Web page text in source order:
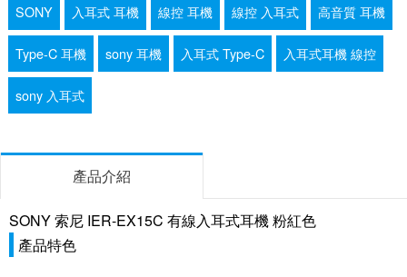
SONY
入耳式 耳機 線控 耳機 線控 入耳式 高音質 耳機
Type-C 耳機 sony 耳機 入耳式 Type-C 入耳式耳機 線控
sony 入耳式
產品介紹
SONY 索尼 IER-EX15C 有線入耳式耳機 粉紅色
產品特色